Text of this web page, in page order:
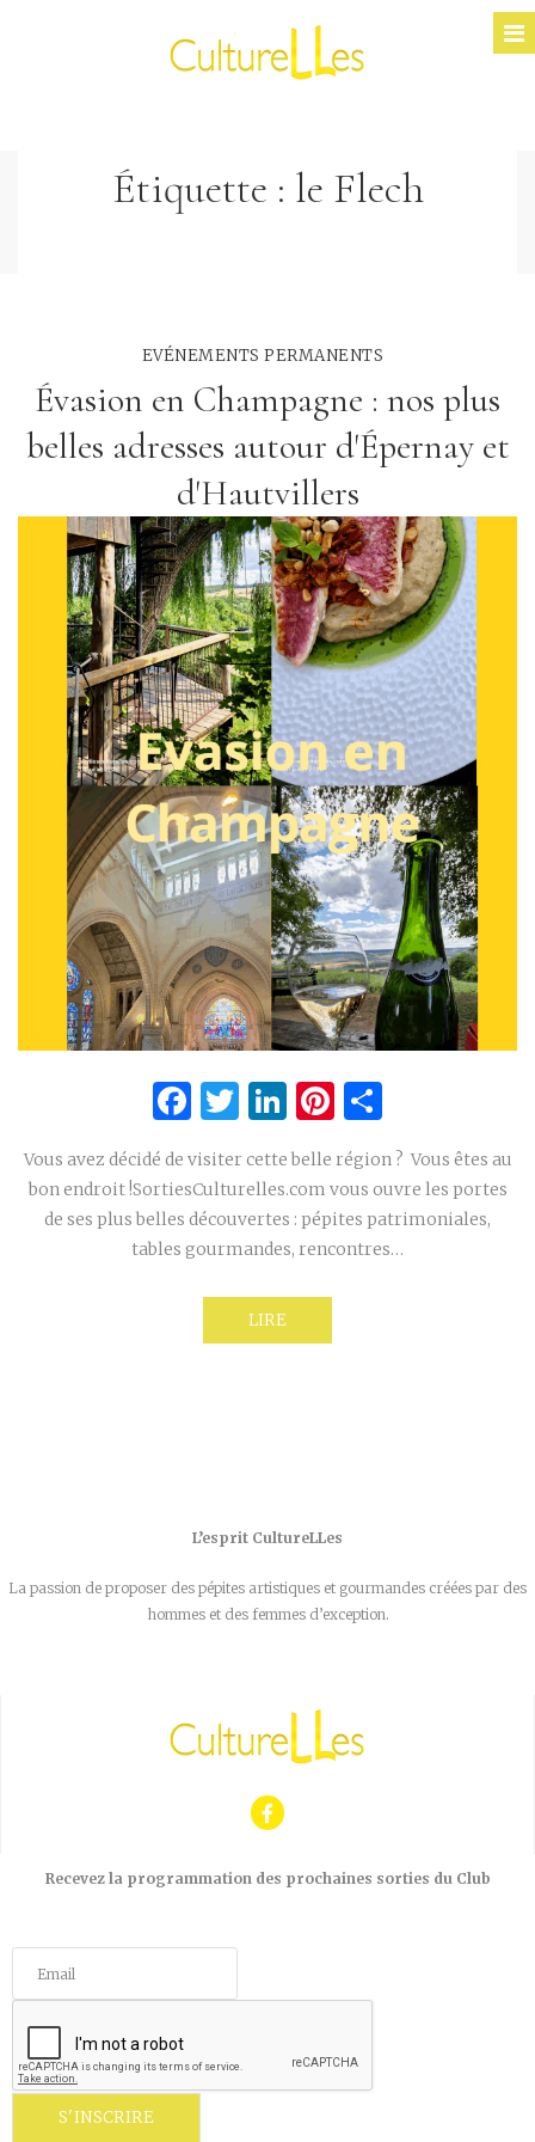
Étiquette : le Flech
EVÉNEMENTS PERMANENTS
Évasion en Champagne : nos plus
belles adresses autour d'Épernay et
d'Hautvillers
Facebook
Twitter
LinkedIn
Pinterest
Vous avez décidé de visiter cette belle région ? Vous êtes au
bon endroit !SortiesCulturelles.com vous ouvre les portes
de ses plus belles découvertes : pépites patrimoniales,
tables gourmandes, rencontres…
LIRE
L’esprit CultureLLes
La passion de proposer des pépites artistiques et gourmandes créées par des
hommes et des femmes d’exception.
Recevez la programmation des prochaines sorties du Club